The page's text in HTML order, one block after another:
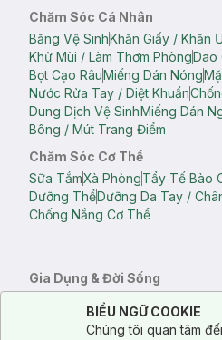
Chăm Sóc Cá Nhân
Băng Vệ SinhKhăn Giấy / Khăn
Khử Mùi / Làm Thơm PhòngDao
Bọt Cạo RâuMiếng Dán Nóng
Nước Rửa Tay / Diệt Khuẩn
Dung Dịch Vệ SinhMiếng Dán
Bông / Mút Trang Điểm
Chăm Sóc Cơ Thể
Sữa TắmXà PhòngTẩy Tế Bào
Dưỡng ThểDưỡng Da Tay /
Chống Nắng Cơ Thể
Gia Dụng & Đời Sống
Bông Tắm / Phụ Kiện
Phụ Kiện Điện Thoại Quạt Cầm
Khử Mùi / Làm Thơm Phòng
Cookie Consent
Notice about cookies usage
BIỂU NGỮ COOKIE
Chúng tôi quan tâm